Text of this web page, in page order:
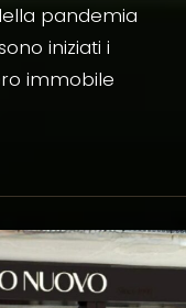
pandemia
iniziati i
immobile